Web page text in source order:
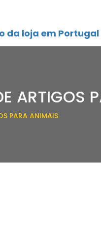
da loja em Portugal
ARTIGOS
PARA ANIMAIS